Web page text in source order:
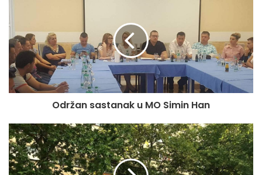
Održan sastanak u MO Simin Han